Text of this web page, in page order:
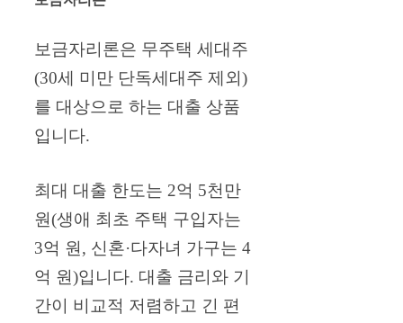
보금자리론은 무주택 세대주
(30세 미만 단독세대주 제외)
를 대상으로 하는 대출 상품
입니다.
최대 대출 한도는 2억 5천만
원(생애 최초 주택 구입자는
3억 원, 신혼·다자녀 가구는 4
억 원)입니다. 대출 금리와 기
간이 비교적 저렴하고 긴 편